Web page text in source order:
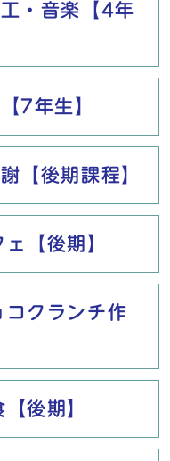
・音楽【4年
7年生】
後期課程】
【後期】
クランチ作
後期】